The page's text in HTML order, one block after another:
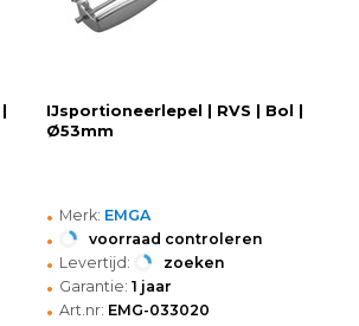
IJsportioneerlepel | RVS | Bol |
Ø53mm
• Merk: EMGA
• voorraad controleren
• Levertijd: zoeken
• Garantie: 1 jaar
• Art.nr: EMG-033020